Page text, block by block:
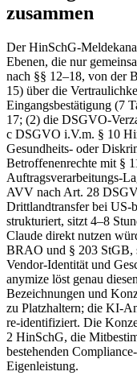
zusammen
Der HinSchG-
Ebenen, die nur
nach §§ 12–18, von der
15) über die
Eingangsbestätigung (7
17; (2) die DSGVO-
c DSGVO i.V.m. § 10
Gesundheits- oder
Betroffenenrechte mit §
Auftragsverarbeitungs-
AVV nach Art. 28
Drittlandtransfer bei US-
strukturiert, sitzt 4–8
Claude direkt nutzen
BRAO und § 203 StGB,
Vendor-Identität und
anymize löst genau
Bezeichnungen und
zu Platzhaltern; die KI-
re-identifiziert. Die
2 HinSchG, die
bestehenden
Eigenleistung.